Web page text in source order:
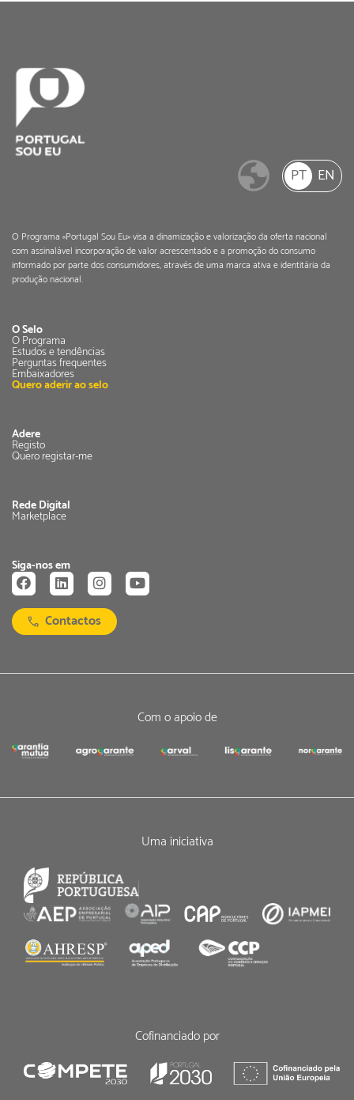
PT EN
O Programa «Portugal Sou Eu» visa a dinamização e valorização da oferta nacional
com assinalável incorporação de valor acrescentado e a promoção do consumo
informado por parte dos consumidores, através de uma marca ativa e identitária da
produção nacional.
O Selo
O Programa
Estudos e tendências
Perguntas frequentes
Embaixadores
Quero aderir ao selo
Adere
Registo
Quero registar-me
Rede Digital
Marketplace
Siga-nos em
Contactos
Com o apoio de
Uma iniciativa
Cofinanciado por